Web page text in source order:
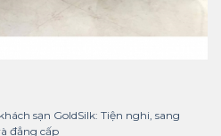
sạn GoldSilk: Tiện nghi, sang
đẳng cấp